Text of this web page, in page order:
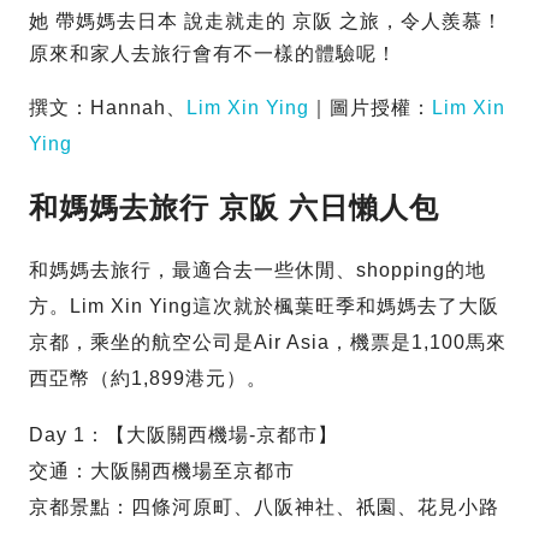
她 帶媽媽去日本 說走就走的 京阪 之旅，令人羨慕！
原來和家人去旅行會有不一樣的體驗呢！
撰文：Hannah、 Lim Xin Ying ｜圖片授權：
Lim Xin
Ying
和媽媽去旅行 京阪 六日懶人包
和媽媽去旅行，最適合去一些休閒、shopping的地
方。Lim Xin Ying這次就於楓葉旺季和媽媽去了大阪
京都，乘坐的航空公司是Air Asia，機票是1,100馬來
西亞幣（約1,899港元）。
Day 1：【大阪關西機場-京都市】
交通：大阪關西機場至京都市
京都景點：四條河原町、八阪神社、祇園、花見小路